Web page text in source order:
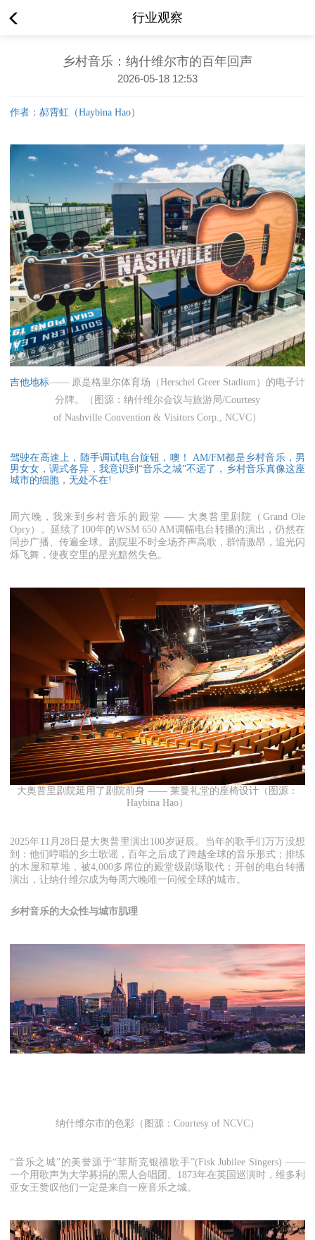
行业观察
乡村音乐：纳什维尔市的百年回声
2026-05-18 12:53
作者：郝霄虹（Haybina Hao）
吉他地标—— 原是格里 尔体育场（Herschel Greer Stadium）的电子计
分牌。（图源：纳什维尔会议与旅游局/Courtesy
of Nashville Convention & Visitors Corp., NCVC）
驾驶在高速上，随手调试电台旋钮，噢！ AM/FM都是乡村音乐，男
男女女，调式各异，我意识到“音乐之城”不远了，乡村音乐真像这座
城市的细胞，无处不在!
周六晚，我来到乡村音乐的殿堂 —— 大奥普里剧院（Grand Ole
Opry）。延续了100年的WSM 650 AM调幅电台转播的演出，仍然在
同步广播、传遍全球。剧院里不时全场齐声高歌，群情激昂，追光闪
烁飞舞，使夜空里的星光黯然失色。
大奥普里剧院延用了剧院前身 —— 莱曼礼堂的座椅设计（图源：
Haybina Hao）
2025年11月28日是大奥普里演出100岁诞辰。当年的歌手们万万没想
到：他们哼唱的乡土歌谣，百年之后成了跨越全球的音乐形式；排练
的木屋和草堆，被4,000多席位的殿堂级剧场取代；开创的电台转播
演出，让纳什维尔成为每周六晚唯一问候全球的城市。
乡村音乐的大众性与城市肌理
纳什维尔市的色彩（图源：Courtesy of NCVC）
“音乐之城”的美誉源于“菲斯克银禧歌手”(Fisk Jubilee Singers) ——
一个用歌声为大学募捐的黑人合唱团。1873年在英国巡演时，维多利
亚女王赞叹他们一定是来自一座音乐之城。